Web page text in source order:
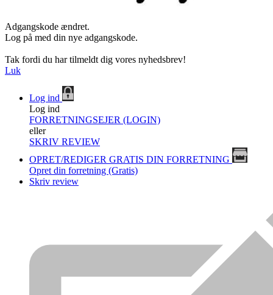
Adgangskode ændret.
Log på med din nye adgangskode.
Tak fordi du har tilmeldt dig vores nyhedsbrev!
Luk
Log ind
Log ind
FORRETNINGSEJER (LOGIN)
eller
SKRIV REVIEW
OPRET/REDIGER GRATIS DIN FORRETNING
Opret din forretning (Gratis)
Skriv review